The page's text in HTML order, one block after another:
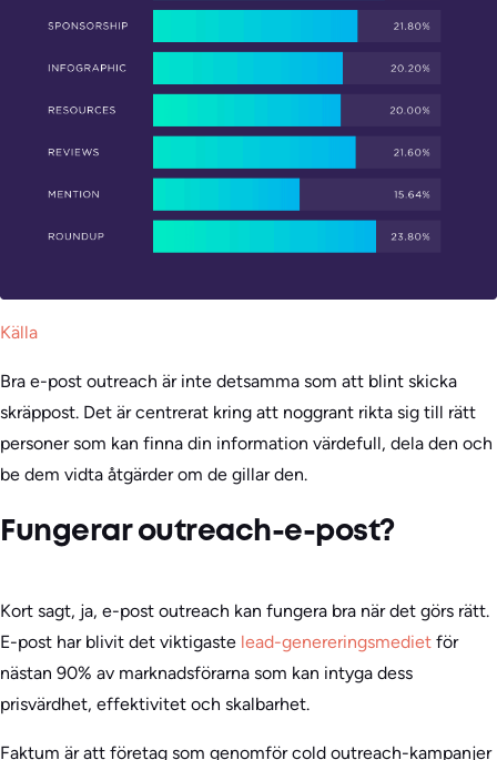
Källa
Bra e-post outreach är inte detsamma som att blint skicka
skräppost. Det är centrerat kring att noggrant rikta sig till rätt
personer som kan finna din information värdefull, dela den och
be dem vidta åtgärder om de gillar den.
Fungerar outreach-e-post?
Kort sagt, ja, e-post outreach kan fungera bra när det görs rätt.
E-post har blivit det viktigaste lead-genereringsmediet för
nästan 90% av marknadsförarna som kan intyga dess
prisvärdhet, effektivitet och skalbarhet.
Faktum är att företag som genomför cold outreach-kampanjer